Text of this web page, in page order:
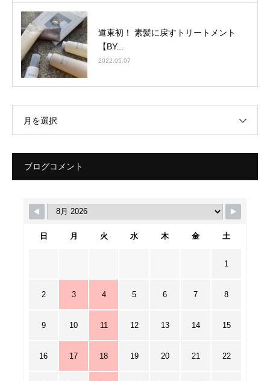
道東初！ 素髪に戻すトリートメント
【BY...
2022.05.07
月を選択
ブログコメント
日 月 火 水 木 金 土
1
2 3 4 5 6 7 8
9 10 11 12 13 14 15
16 17 18 19 20 21 22